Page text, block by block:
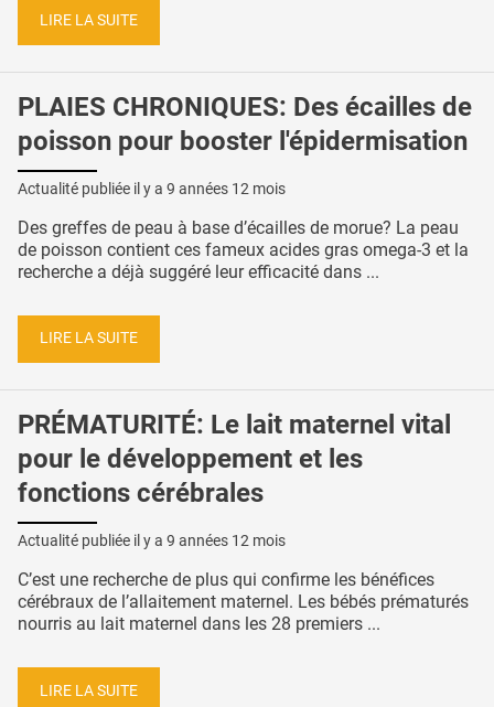
LIRE LA SUITE
PLAIES CHRONIQUES: Des écailles de
poisson pour booster l'épidermisation
Actualité publiée il y a 9 années 12 mois
Des greffes de peau à base d’écailles de morue? La peau
de poisson contient ces fameux acides gras omega-3 et la
recherche a déjà suggéré leur efficacité dans ...
LIRE LA SUITE
PRÉMATURITÉ: Le lait maternel vital
pour le développement et les
fonctions cérébrales
Actualité publiée il y a 9 années 12 mois
C’est une recherche de plus qui confirme les bénéfices
cérébraux de l’allaitement maternel. Les bébés prématurés
nourris au lait maternel dans les 28 premiers ...
LIRE LA SUITE